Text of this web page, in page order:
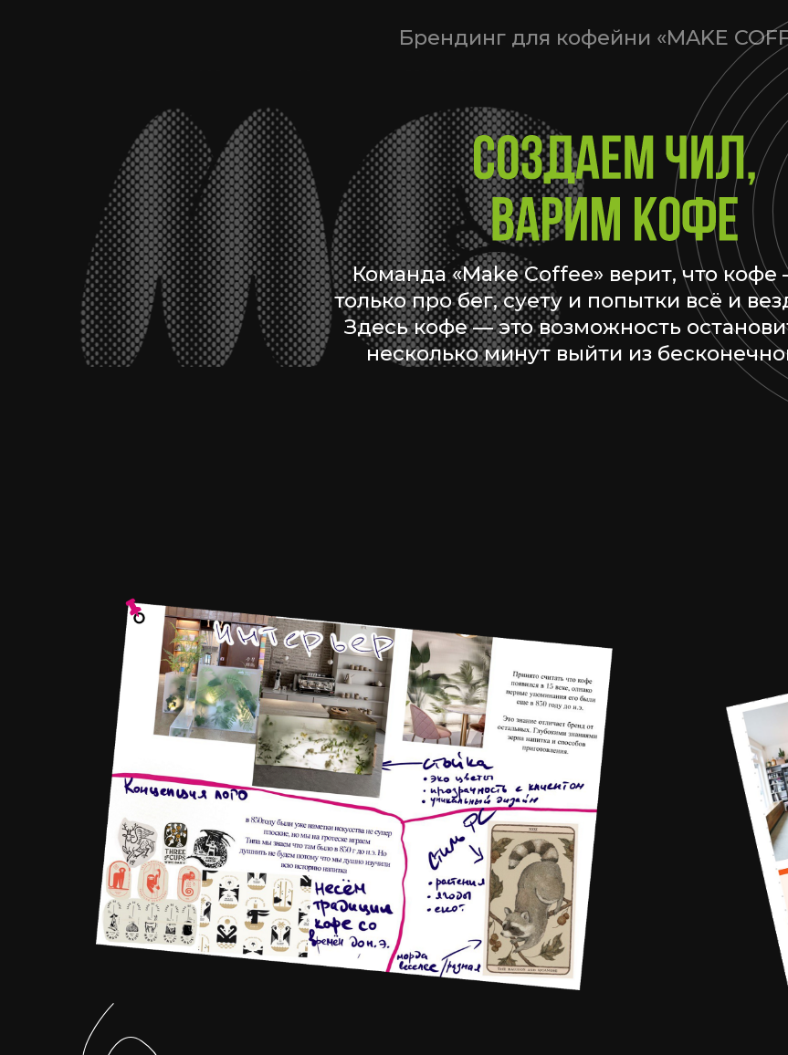
Команда «Make Coffee» верит, что кофе — это не
только про бег, суету и попытки всё и везде успеть.
Здесь кофе — это возможность остановиться и на
несколько минут выйти из бесконечного бега